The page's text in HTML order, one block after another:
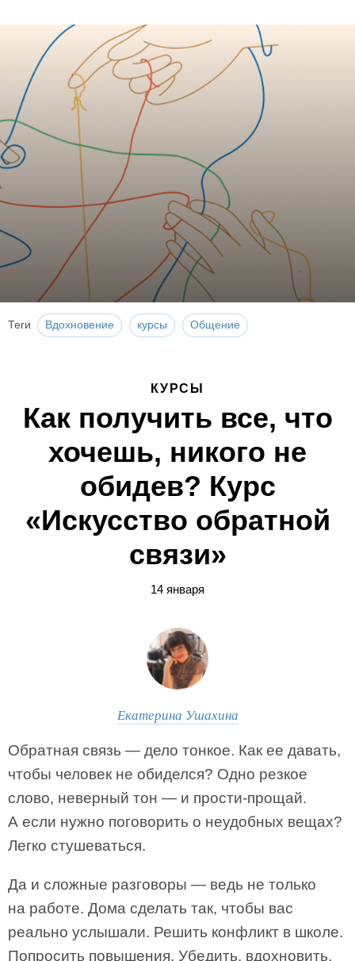
Теги Вдохновение курсы Общение
КУРСЫ
Как получить все, что
хочешь, никого не
обидев? Курс
«Искусство обратной
связи»
14 января
Екатерина Ушахина
Обратная связь — дело тонкое. Как ее давать,
чтобы человек не обиделся? Одно резкое
слово, неверный тон — и прости-прощай.
А если нужно поговорить о неудобных вещах?
Легко стушеваться.
Да и сложные разговоры — ведь не только
на работе. Дома сделать так, чтобы вас
реально услышали. Решить конфликт в школе.
Попросить повышения. Убедить, вдохновить,